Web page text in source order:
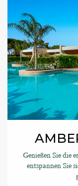
Genießen Sie die
entspannen Sie